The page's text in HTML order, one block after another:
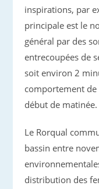
inspirations, par
principale est le
général par des
entrecoupées de
soit environ 2
comportement de
début de matinée.
Le Rorqual
bassin entre
distribution des